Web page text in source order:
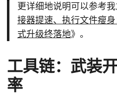
更详细地说明可以参考
接器提速、执行文件瘦
式升级终落地》。
工具链：武装
率